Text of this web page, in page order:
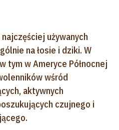
używanych
na łosie i dziki. W
tym w Ameryce Północnej
wśród
aktywnych
czujnego i